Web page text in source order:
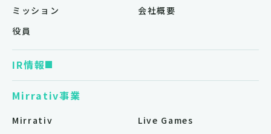
ミッション
会社概要
役員
IR情報
Mirrativ事業
Mirrativ
Live Games